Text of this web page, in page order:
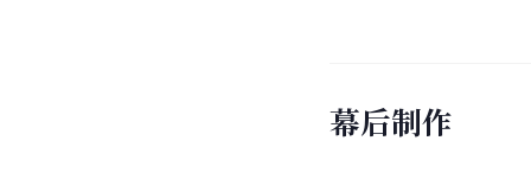
幕后制作